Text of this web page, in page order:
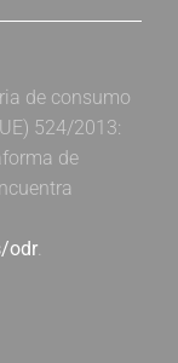
de consumo
524/2013:
de
odr.